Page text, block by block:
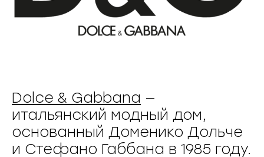
Dolce & Gabbana —
итальянский модный дом,
основанный Доменико Дольче
и Стефано Габбана в 1985 году.